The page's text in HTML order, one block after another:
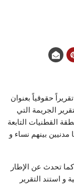
حقوقياً بعنوان
الجريمة التي
القطنيات التابعة
بينهم نساء و
تحدث عن الإطار
و استند التقرير